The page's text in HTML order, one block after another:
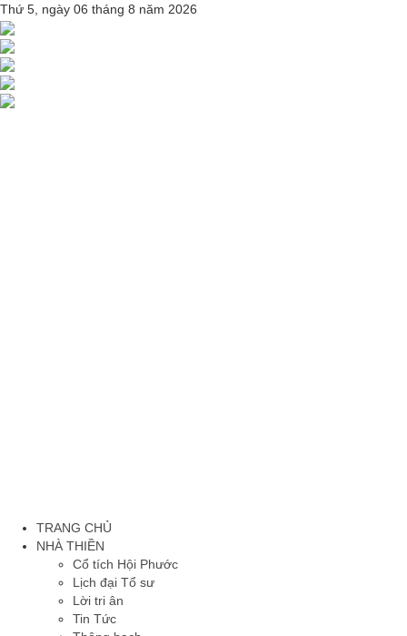
Thứ 5, ngày 06 tháng 8 năm 2026
TRANG CHỦ
NHÀ THIỀN
Cổ tích Hội Phước
Lịch đại Tổ sư
Lời tri ân
Tin Tức